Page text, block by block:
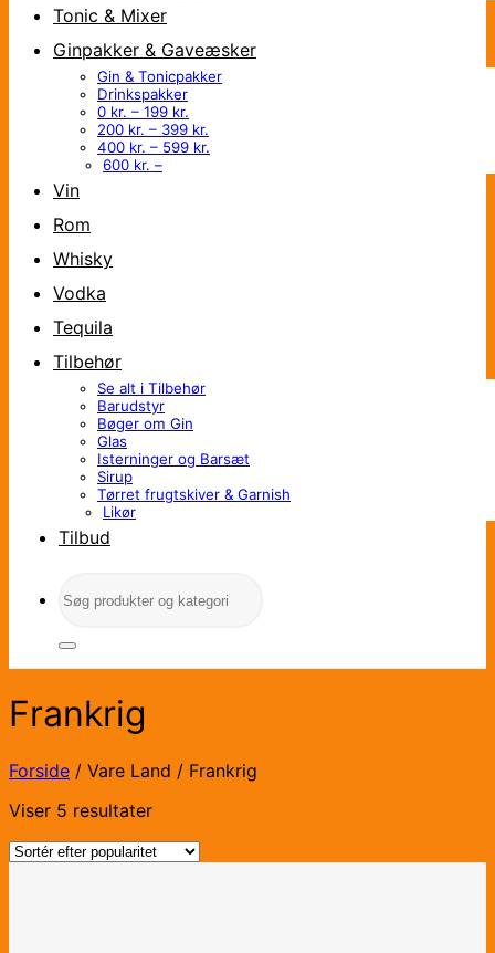
Tonic & Mixer
Ginpakker & Gaveæsker
Gin & Tonicpakker
Drinkspakker
0 kr. – 199 kr.
200 kr. – 399 kr.
400 kr. – 599 kr.
600 kr. –
Vin
Rom
Whisky
Vodka
Tequila
Tilbehør
Se alt i Tilbehør
Barudstyr
Bøger om Gin
Glas
Isterninger og Barsæt
Sirup
Tørret frugtskiver & Garnish
Likør
Tilbud
efter:
Frankrig
Forside / Vare Land / Frankrig
Viser 5 resultaterSorteret
popularitet